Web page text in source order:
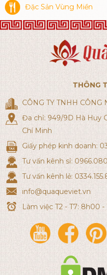
Đặc Sản Vùng Miền
THÔNG
CÔNG TY TNHH CÔNG
Đa chỉ: 949/9D Hà Huy
Chí Minh
Giấy phép kinh doanh:
Tư vấn kênh sỉ:
Tư vấn kênh lẻ:
info@quaqueviet.vn
Làm việc T2 - T7: 8h00